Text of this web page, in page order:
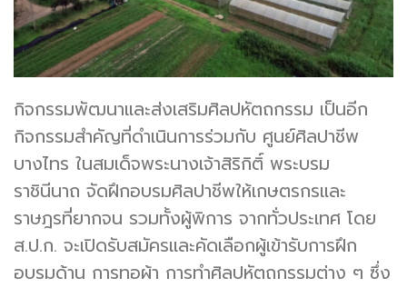
กิจกรรมพัฒนาและส่งเสริมศิลปหัตถกรรม เป็นอีก
กิจกรรมสำคัญที่ดำเนินการร่วมกับ ศูนย์ศิลปาชีพ
บางไทร ในสมเด็จพระนางเจ้าสิริกิติ์ พระบรม
ราชินีนาถ จัดฝึกอบรมศิลปาชีพให้เกษตรกรและ
ราษฎรที่ยากจน รวมทั้งผู้พิการ จากทั่วประเทศ โดย
ส.ป.ก. จะเปิดรับสมัครและคัดเลือกผู้เข้ารับการฝึก
อบรมด้าน การทอผ้า การทำศิลปหัตถกรรมต่าง ๆ ซึ่ง